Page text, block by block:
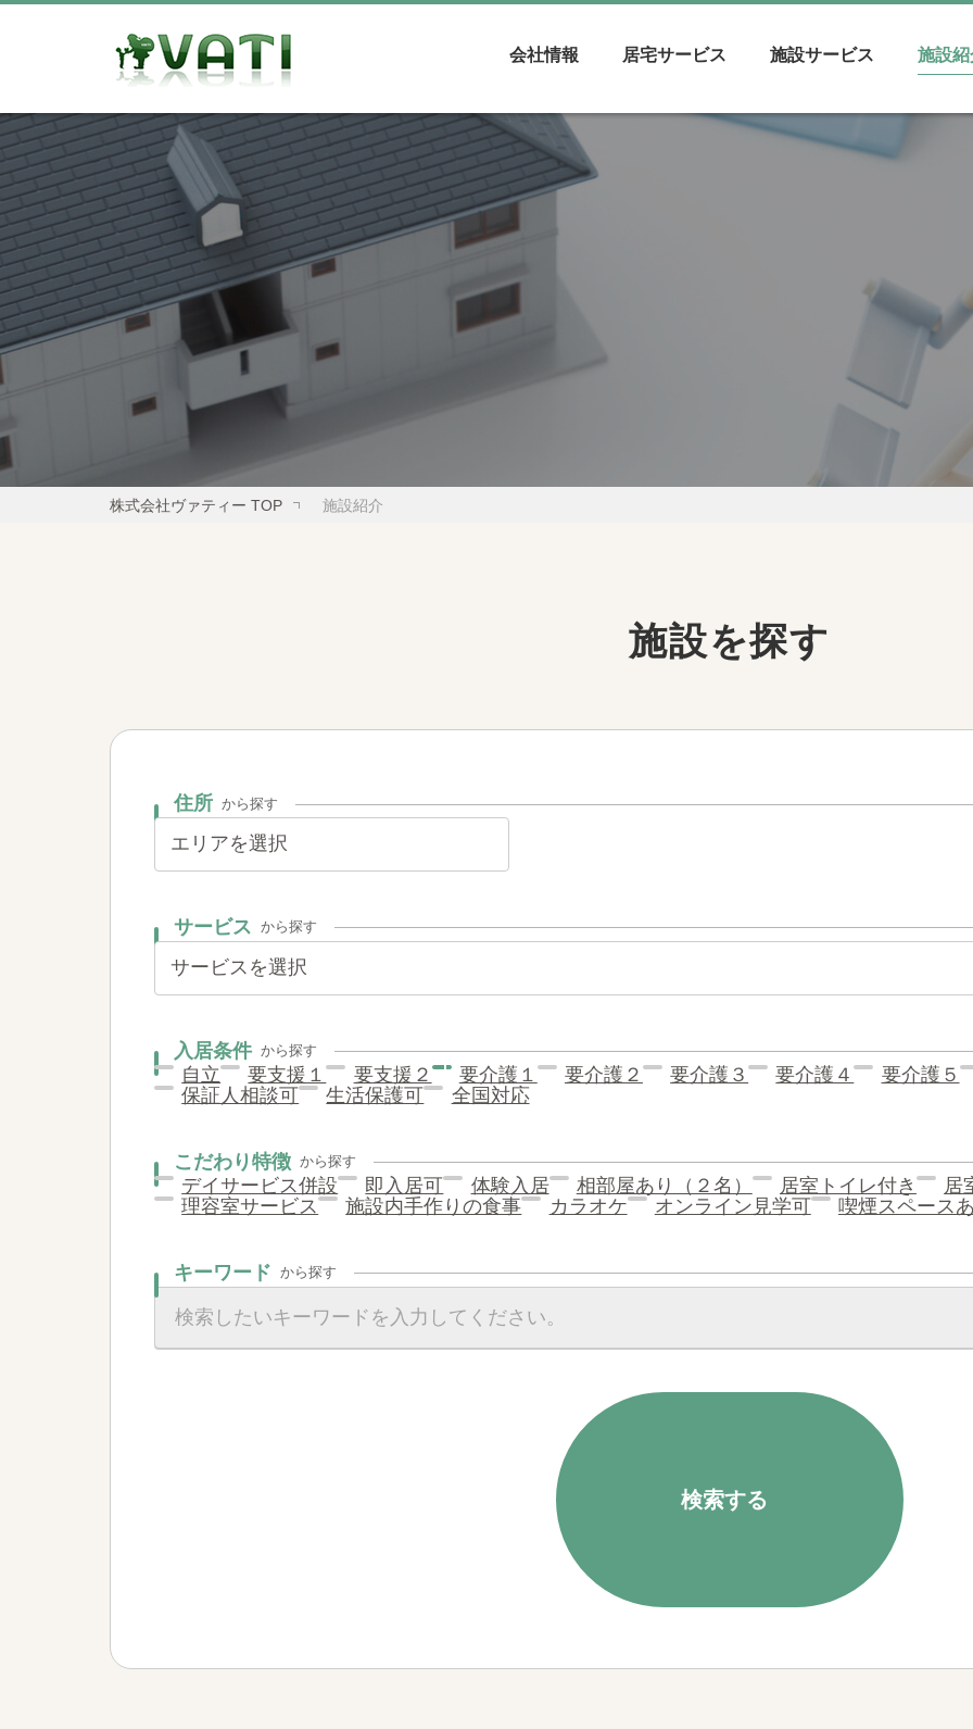
会社情報 居宅サービス 施設サービス 施設紹
株式会社ヴァティー TOP 施設紹介
施設を探す
住所 から探す
サービス から探す
入居条件 から探す
自立 要支援１ 要支援２ 要介護１ 要介護２ 要介護３ 要介護４ 要介護５
保証人相談可
生活保護可 全国対応
こだわり特徴 から探す
デイサービス併設 即入居可 体験入居 相部屋あり（２名） 居室トイレ付き 居
理容室サービス
施設内手作りの食事 カラオケ オンライン見学可 喫煙スペース
キーワード から探す
検索する